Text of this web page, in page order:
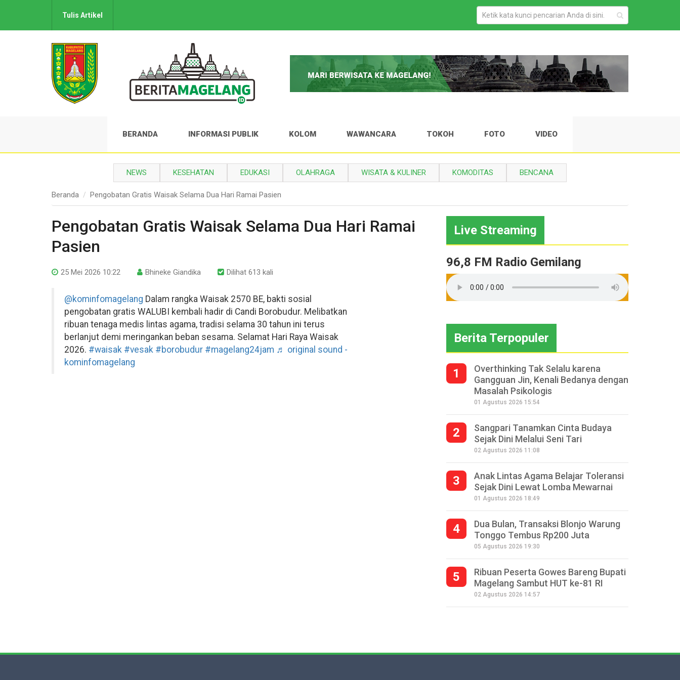
Tulis Artikel
BERANDA INFORMASI PUBLIK KOLOM WAWANCARA TOKOH FOTO VIDEO
NEWS KESEHATAN EDUKASI OLAHRAGA WISATA & KULINER KOMODITAS BENCANA
Beranda Pengobatan Gratis Waisak Selama Dua Hari Ramai Pasien
Pengobatan Gratis Waisak Selama Dua Hari Ramai
Pasien
25 Mei 2026 10:22 Bhineke Giandika Dilihat 613 kali
@kominfomagelang Dalam rangka Waisak 2570 BE, bakti sosial
pengobatan gratis WALUBI kembali hadir di Candi Borobudur. Melibatkan
ribuan tenaga medis lintas agama, tradisi selama 30 tahun ini terus
berlanjut demi meringankan beban sesama. Selamat Hari Raya Waisak
2026. #waisak #vesak #borobudur #magelang24jam ♬ original sound -
kominfomagelang
Live Streaming
96,8 FM Radio Gemilang
Berita Terpopuler
1
Overthinking Tak Selalu karena
Gangguan Jin, Kenali Bedanya dengan
Masalah Psikologis
01 Agustus 2026 15:54
2
Sangpari Tanamkan Cinta Budaya
Sejak Dini Melalui Seni Tari
02 Agustus 2026 11:08
3
Anak Lintas Agama Belajar Toleransi
Sejak Dini Lewat Lomba Mewarnai
01 Agustus 2026 18:49
4
Dua Bulan, Transaksi Blonjo Warung
Tonggo Tembus Rp200 Juta
05 Agustus 2026 19:30
5
Ribuan Peserta Gowes Bareng Bupati
Magelang Sambut HUT ke-81 RI
02 Agustus 2026 14:57